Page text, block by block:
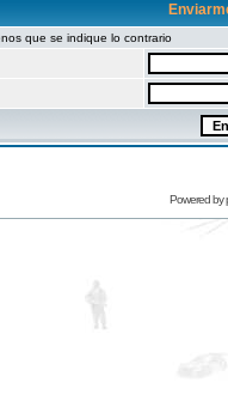
que se indique lo contrario
Powered by